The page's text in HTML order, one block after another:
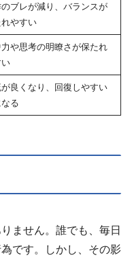
ブレが減り、バランスが
やすい
や思考の明瞭さが保たれ
が良くなり、回復しやすい
る
ません。誰でも、毎日
です。しかし、その影